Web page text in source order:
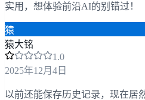
实用，想体验前沿AI的别错过！
猿
猿大铭
1 .0
2025年12月4日
以前还能保存历史记录，现在居